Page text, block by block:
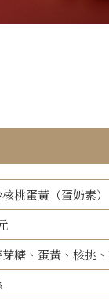
桃蛋黃（蛋奶素）
糖、蛋黃、核挑